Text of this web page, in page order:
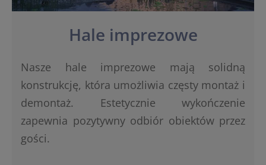
Hale imprezowe
Nasze hale imprezowe mają solidną
konstrukcję, która umożliwia częsty montaż i
demontaż. Estetycznie wykończenie
zapewnia pozytywny odbiór obiektów przez
gości.